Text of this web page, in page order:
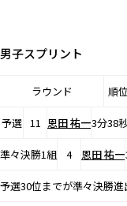
男子スプリント
ラウンド 順位
予選 11 恩田 祐一3分38
準々決勝1組 4 恩田 祐一
予選30位までが準々決勝